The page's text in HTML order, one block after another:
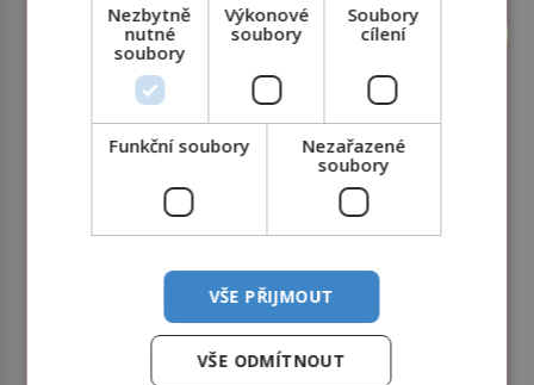
Nezbytně
nutné
soubory
Výkonové
soubory
Soubory
cílení
Funkční soubory
Nezařazené
soubory
VŠE PŘIJMOUT
VŠE ODMÍTNOUT